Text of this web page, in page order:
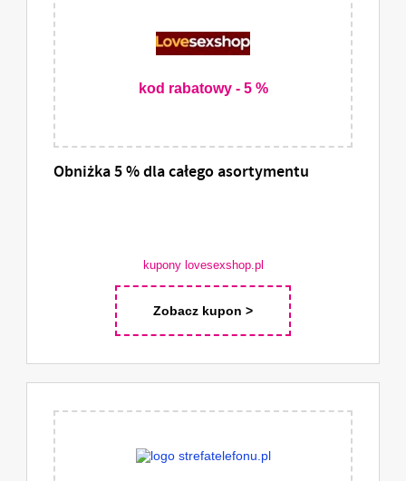
kod rabatowy - 5 %
Obniżka 5 % dla całego asortymentu
kupony lovesexshop.pl
Zobacz kupon >